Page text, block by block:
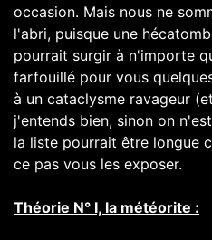
occasion. Mais nous ne
l'abri, puisque une
pourrait surgir à n'importe
farfouillé pour vous
à un cataclysme ravageur
j'entends bien, sinon on
la liste pourrait être longue
ce pas vous les exposer.
Théorie N° I, la météorite :